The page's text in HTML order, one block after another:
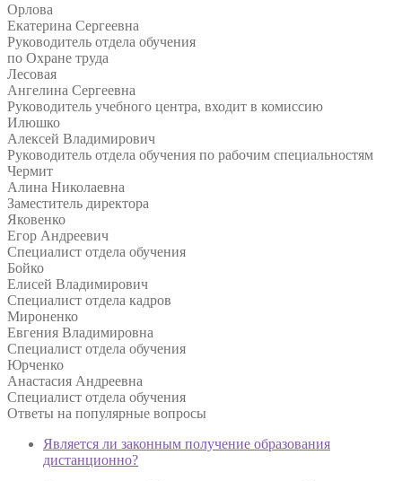
Орлова
Екатерина Сергеевна
Руководитель отдела обучения
по Охране труда
Лесовая
Ангелина Сергеевна
Руководитель учебного центра, входит в комиссию
Илюшко
Алексей Владимирович
Руководитель отдела обучения по рабочим специальностям
Чермит
Алина Николаевна
Заместитель директора
Яковенко
Егор Андреевич
Специалист отдела обучения
Бойко
Елисей Владимирович
Специалист отдела кадров
Мироненко
Евгения Владимировна
Специалист отдела обучения
Юрченко
Анастасия Андреевна
Специалист отдела обучения
Ответы на популярные вопросы
Является ли законным получение образования
дистанционно?